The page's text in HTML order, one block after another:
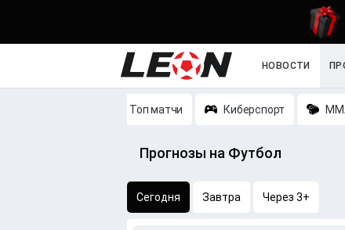
НОВОСТИ
Топ матчи Киберспорт
Прогнозы на Футбол
Сегодня Завтра Через 3+